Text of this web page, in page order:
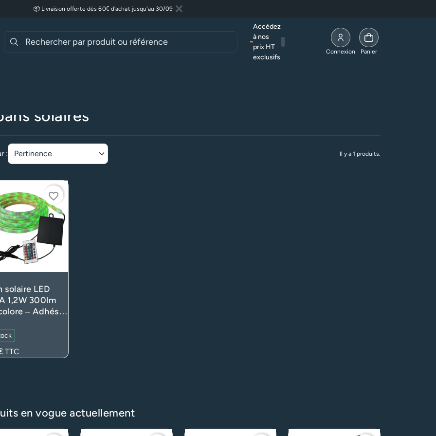
Lire plus
📦 Livraison offerte dès 60€ d'achat jusqu'au 30/09
Fermer
Accédez
à nos
prix HT
exclusifs
Allez à la page compte
Connexion Panier
solaires
: Il y a 1 produits.
favorite_border
solaire LED
1,2W 300lm
– Adhésif
– 5m
TTC
en vogue actuellement